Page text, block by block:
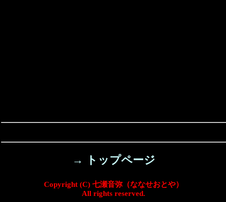
→ トップページ
Copyright (C) 七瀬音弥（ななせおとや）
All rights reserved.